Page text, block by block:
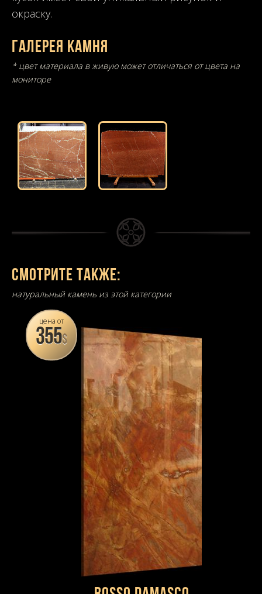
окраску.
Галерея камня
* цвет материала в живую может отличаться от цвета на
мониторе
Смотрите также:
натуральный камень из этой категории
цена от
355$